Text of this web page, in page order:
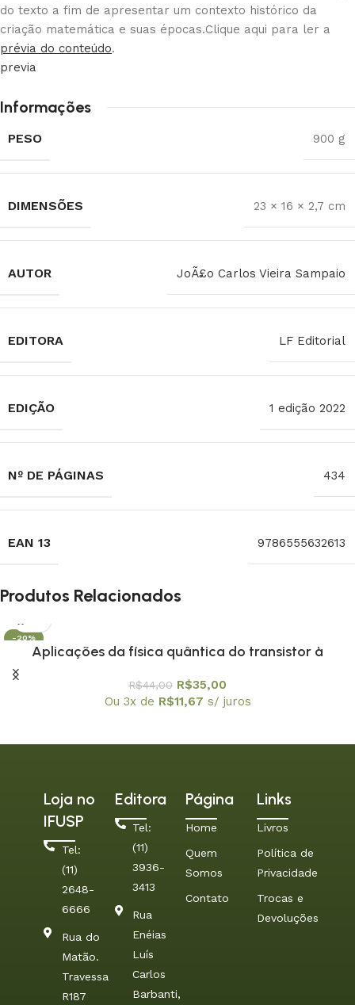
do texto a fim de apresentar um contexto histórico da
criação matemática e suas épocas.Clique aqui para ler a
prévia do conteúdo.
previa
Informações
PESO 900 g
DIMENSÕES 23 × 16 × 2,7 cm
AUTOR JoÃ£o Carlos Vieira Sampaio
EDITORA LF Editorial
EDIÇÃO 1 edição 2022
Nº DE PÁGINAS 434
EAN 13 9786555632613
Produtos Relacionados
-20%
Aplicações da física quântica do transistor à
nanotecnologia – Coleção Temas Atuais de Física /
SBF
R$44,00 R$35,00
Ou 3x de R$11,67 s/ juros
Loja no
IFUSP
Tel:
(11)
2648-
6666
Rua do
Matão.
Travessa
R187
Editora
Tel:
(11)
3936-
3413
Rua
Enéias
Luís
Carlos
Barbanti,
Página
Home
Quem
Somos
Contato
Links
Livros
Política de
Privacidade
Trocas e
Devoluções